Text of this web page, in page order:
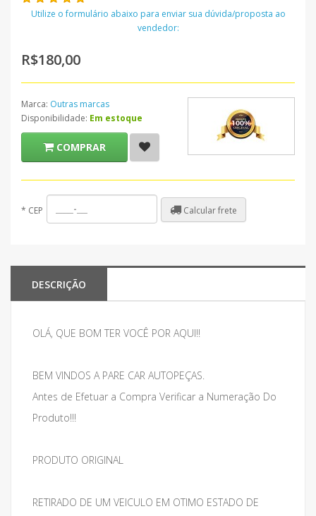
Utilize o formulário abaixo para enviar sua dúvida/proposta ao
vendedor:
R$180,00
Marca: Outras marcas
Disponibilidade: Em estoque
COMPRAR
* CEP Calcular frete
DESCRIÇÃO
OLÁ, QUE BOM TER VOCÊ POR AQUI!!
BEM VINDOS A PARE CAR AUTOPEÇAS.
Antes de Efetuar a Compra Verificar a Numeração Do
Produto!!!
PRODUTO ORIGINAL
RETIRADO DE UM VEICULO EM OTIMO ESTADO DE